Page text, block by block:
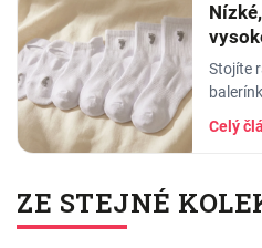
čemu
Stojíte
Celý
ZE STEJNÉ